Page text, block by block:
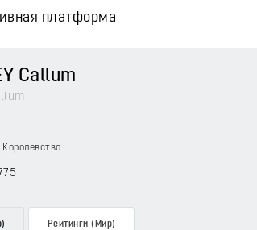
платформа
Callum
Рейтинги (Мир)